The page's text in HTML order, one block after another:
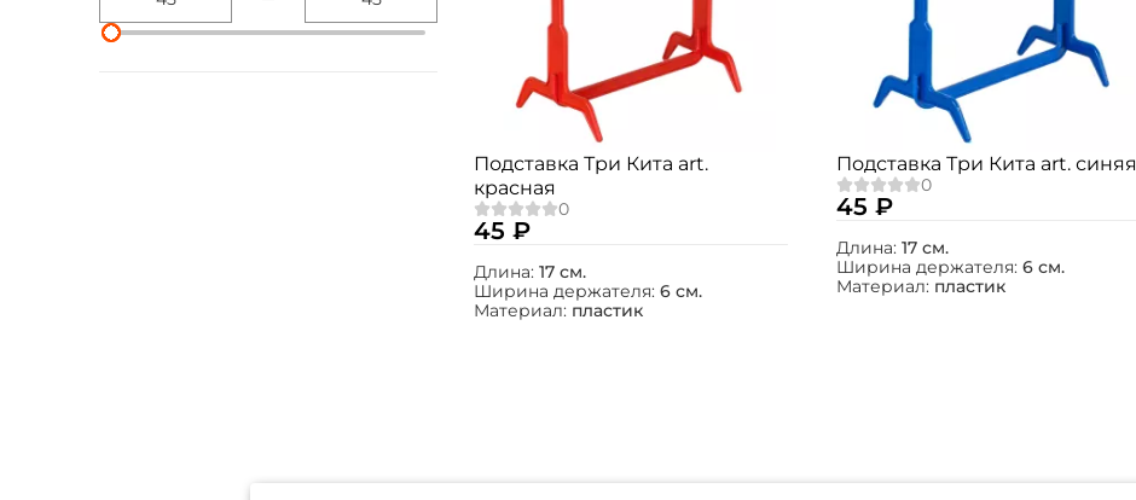
Подставка Три Кита art.
красная
45 ₽
Длина: 17 см.
Ширина держателя: 6 см.
Материал: пластик
Подставка Три Кита art. синяя
45 ₽
Длина: 17 см.
Ширина держателя: 6 см.
Материал: пластик
Создать аккаунт
ФИО: *
Email: *
Придумайте пароль: *